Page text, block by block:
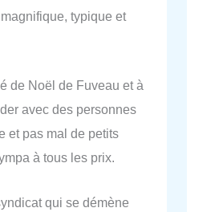
typique et
de Noël de Fuveau et à
avec des personnes
et pas mal de petits
à tous les prix.
qui se démène